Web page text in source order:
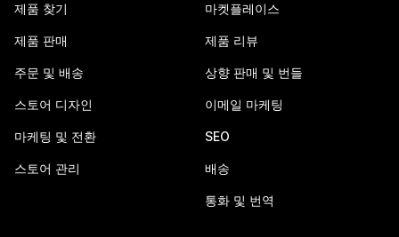
제품 찾기
제품 판매
주문 및 배송
스토어 디자인
마케팅 및 전환
스토어 관리
마켓플레이스
제품 리뷰
상향 판매 및 번들
이메일 마케팅
SEO
배송
통화 및 번역